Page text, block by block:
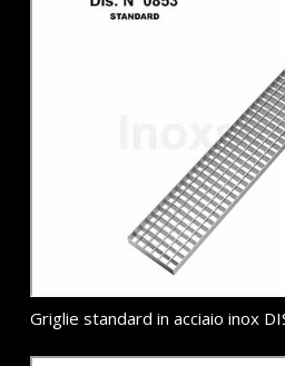
Griglie standard in acciaio inox